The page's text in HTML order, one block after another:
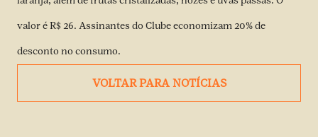
valor é R$ 26. Assinantes do Clube economizam 20% de
desconto no consumo.
VOLTAR PARA NOTÍCIAS